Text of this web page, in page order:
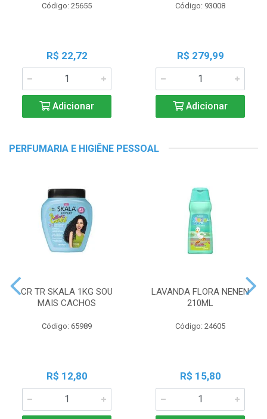
Código: 25655
R$ 22,72
Adicionar
Código: 93008
R$ 279,99
Adicionar
PERFUMARIA E HIGIÊNE PESSOAL
CR TR SKALA 1KG SOU
MAIS CACHOS
Código: 65989
R$ 12,80
LAVANDA FLORA NENEN
210ML
Código: 24605
R$ 15,80